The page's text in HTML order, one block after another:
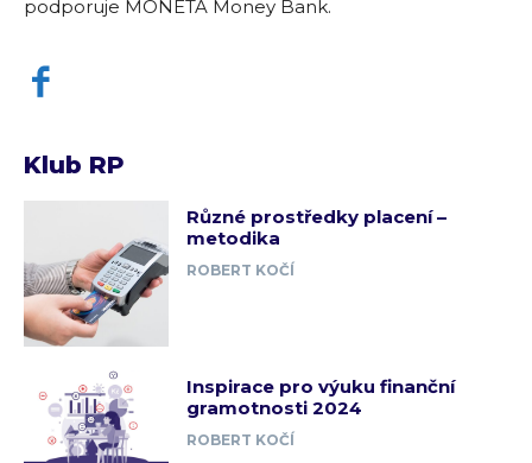
podporuje MONETA Money Bank.
Klub RP
Různé prostředky placení –
metodika
ROBERT KOČÍ
Inspirace pro výuku finanční
gramotnosti 2024
ROBERT KOČÍ